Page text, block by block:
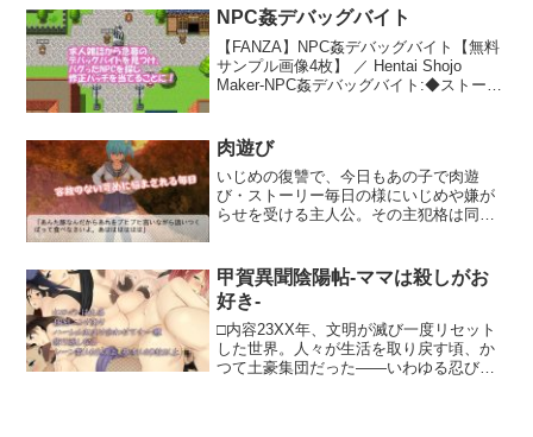
楽しめます。■新要素「拘束アイテム」世
と、女の子もゾンビっ娘も関係なく相手
を「拘束」できちゃいます！拘束したキ
ャラクターは襲いたい放題。無実の女の
ム・言語対応本製品にはWindows版、
Mac版、Android版が同梱されています。
ご購入前に必ず体験版で動作確認をお願
いします。また、もしMac環境で起動し
ない場合は アプリケーションを右クリッ
訳）に対応しております。中国語に関し
ては機械翻訳となりますのでご了承くだ
は、前作「鬼と共に生きる町」は必要あ
りません。シナリオのつながりもないの
で、前作を未プレイの方でも楽しめま
の、簡…
NPC姦デバッグバイト
【FANZA】NPC姦デバッグバイト【無料
サンプル画像4枚】 ／ Hentai Shojo
Maker-NPC姦デバッグバイト:◆ストーリ
トを見…
肉遊び
いじめの復讐で、今日もあの子で肉遊
び・ストーリー毎日の様にいじめや嫌が
らせを受ける主人公。その主犯格は同級
妙なものに出くわした。それは、壁から
突き出た肉付きのいいお尻だった。ごく
りと生唾を飲みながらも助け出そうと正
面へと周る主人公。そして・・・そこで
目撃したのは、宿敵由衣の姿だった。・
今作は、文章がほとんどないサクサク進
甲賀異聞陰陽帖-ママは殺しがお
好き-
□内容23XX年、文明が滅び一度リセット
した世界。人々が生活を取り戻す頃、か
つて土豪集団だった――いわゆる忍び達